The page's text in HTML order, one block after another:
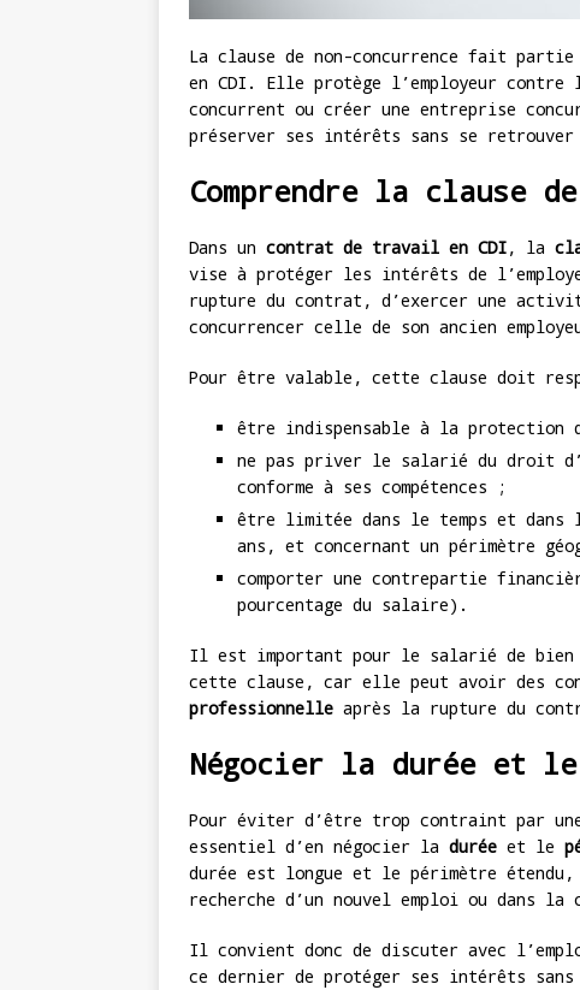
La clause de non-concurrence fait
en CDI. Elle protège l’employeur
concurrent ou créer une entreprise
préserver ses intérêts sans se retrouver
Comprendre la clause
Dans un contrat de travail en CDI, la
vise à protéger les intérêts de
rupture du contrat, d’exercer une
concurrencer celle de son ancien
Pour être valable, cette clause doit
être indispensable à la
ne pas priver le salarié du droit
conforme à ses compétences ;
être limitée dans le temps et dans
ans, et concernant un périmètre
comporter une contrepartie
pourcentage du salaire).
Il est important pour le salarié de bien
cette clause, car elle peut avoir des
professionnelle après la rupture du
Négocier la durée et
Pour éviter d’être trop contraint par
essentiel d’en négocier la durée et le
durée est longue et le périmètre
recherche d’un nouvel emploi ou dans
Il convient donc de discuter avec
ce dernier de protéger ses intérêts